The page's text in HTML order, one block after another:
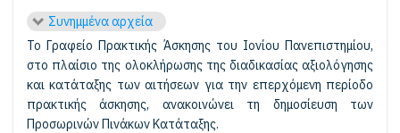
Συνημμένα αρχεία
Το Γραφείο Πρακτικής Άσκησης του Ιονίου Πανεπιστημίου,
στο πλαίσιο της ολοκλήρωσης της διαδικασίας αξιολόγησης
και κατάταξης των αιτήσεων για την επερχόμενη περίοδο
πρακτικής άσκησης, ανακοινώνει τη δημοσίευση των
Προσωρινών Πινάκων Κατάταξης.